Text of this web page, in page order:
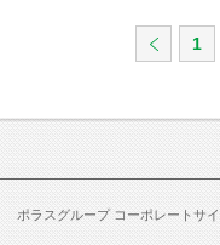
1
ポラスグループ コーポレートサイ